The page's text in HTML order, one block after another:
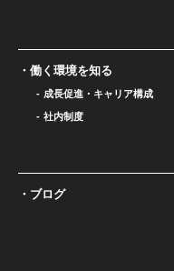
働く環境を知る
成長促進・キャリア構成
社内制度
ブログ